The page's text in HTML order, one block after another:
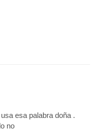
esa palabra doña .
no